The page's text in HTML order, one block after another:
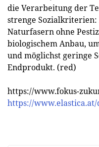
die Verarbeitung der
strenge Sozialkriterien:
Naturfasern ohne
biologischem Anbau,
und möglichst geringe
Endprodukt. (red)
https://www.fokus-
https://